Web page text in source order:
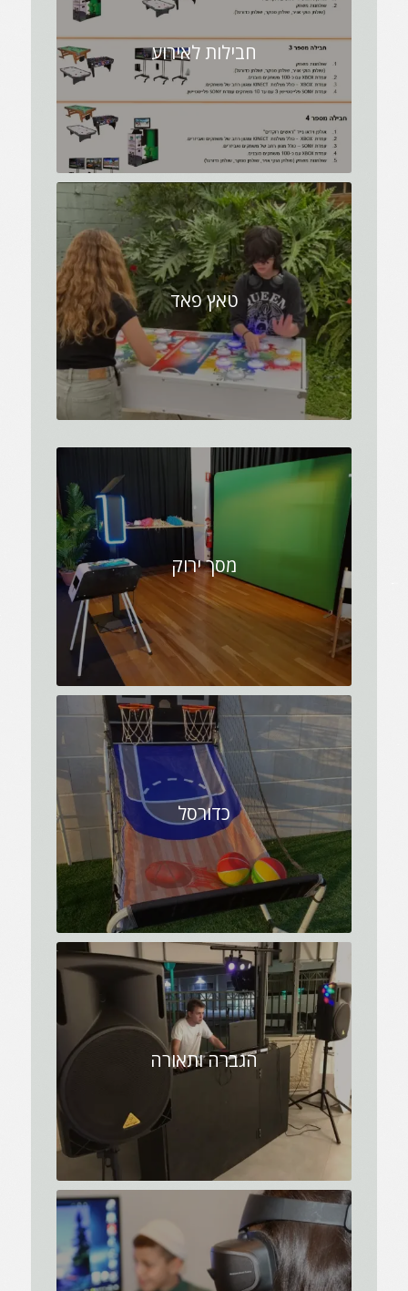
חבילות לאירוע
טאץ פאד
מסך ירוק
כדורסל
הגברה ותאורה